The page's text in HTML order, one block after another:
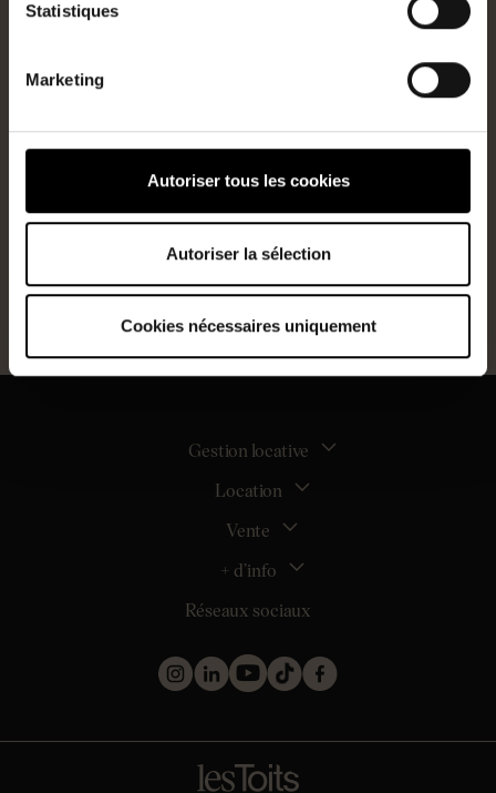
Statistiques
Marketing
Autoriser tous les cookies
Autoriser la sélection
Cookies nécessaires uniquement
Je ne suis pas un robot
Prendre RDV
Gestion locative
La gestion locative
Location
Tous nos biens en location
Location appartement Saint-Sébastien-sur-Loire
Location maison Clisson (44190)
Location maison Rezé (44400)
Vente
Estimer mon bien
Maison Carquefou (44470)
Maison Couëron (44220)
Appartement Saint-Herblain (44800)
+ d’info
Inscription
Nos métiers
Les projets d’achat
Mentions légales
Politique de confidentialité
Réseaux sociaux